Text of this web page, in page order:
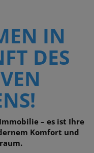
IN
DES
– es ist Ihre
Komfort und